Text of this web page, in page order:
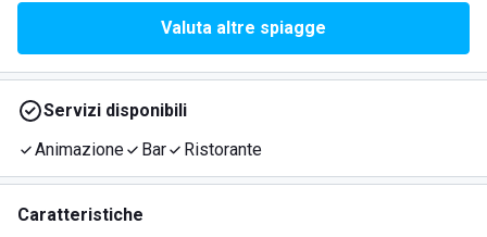
Valuta altre spiagge
Servizi disponibili
Animazione
Bar Ristorante
Caratteristiche